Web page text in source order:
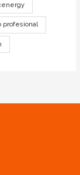
profesional